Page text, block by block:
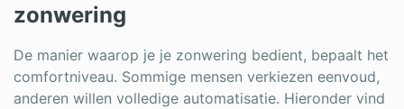
zonwering
De manier waarop je je zonwering bedient, bepaalt het
comfortniveau. Sommige mensen verkiezen eenvoud,
anderen willen volledige automatisatie. Hieronder vind